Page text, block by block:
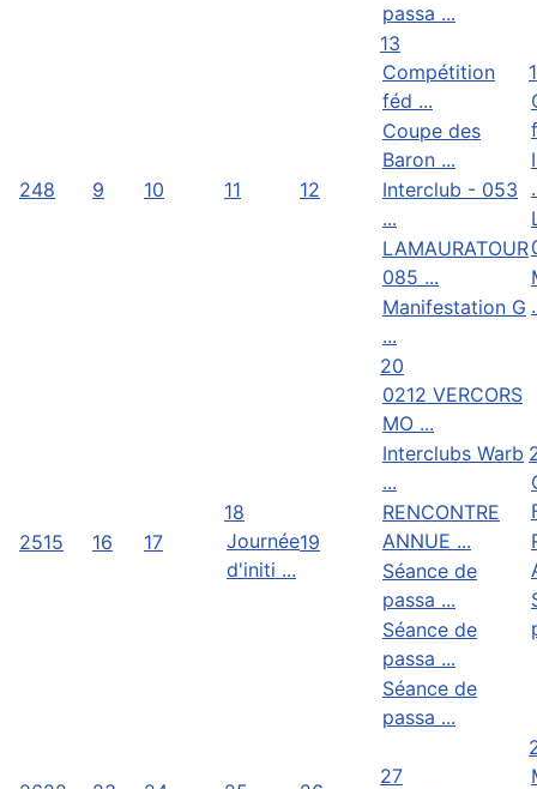
passa ...
248 9 10 11 12
13
Compétition
féd ...
Coupe des
Baron ...
Interclub - 053
...
LAMAURATOUR
085 ...
Manifestation G
...
2515 16 17
18
Journée
d'initi ...
19
20
0212 VERCORS
MO ...
Interclubs Warb
...
RENCONTRE
ANNUE ...
Séance de
passa ...
Séance de
passa ...
Séance de
passa ...
27